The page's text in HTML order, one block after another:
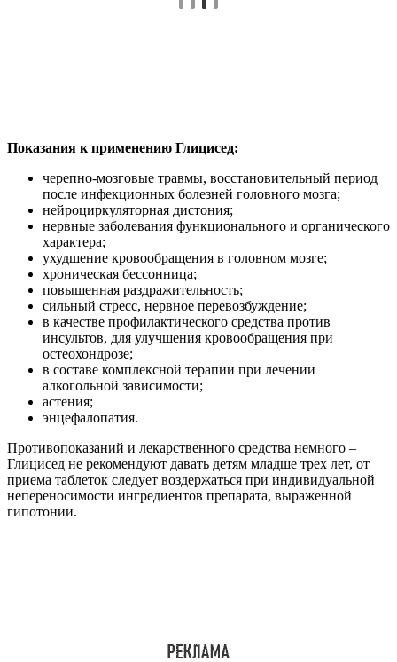
Показания к применению Глицисед:
черепно-мозговые травмы, восстановительный период
после инфекционных болезней головного мозга;
нейроциркуляторная дистония;
нервные заболевания функционального и органического
характера;
ухудшение кровообращения в головном мозге;
хроническая бессонница;
повышенная раздражительность;
сильный стресс, нервное перевозбуждение;
в качестве профилактического средства против
инсультов, для улучшения кровообращения при
остеохондрозе;
в составе комплексной терапии при лечении
алкогольной зависимости;
астения;
энцефалопатия.
Противопоказаний и лекарственного средства немного –
Глицисед не рекомендуют давать детям младше трех лет, от
приема таблеток следует воздержаться при индивидуальной
непереносимости ингредиентов препарата, выраженной
гипотонии.